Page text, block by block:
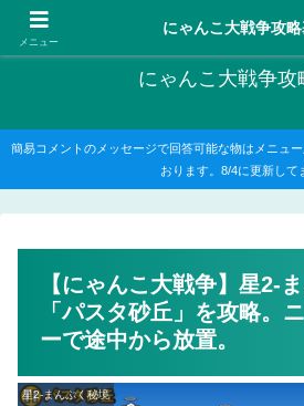
にゃんこ大戦争の攻略がメインですが、他のゲ
にゃんこ大戦争攻
簡易コメントのメッセージで回答可能な物はメニュ
おります。8/4に更新して
【にゃんこ大戦争】星2-
「パスタ砂丘」を攻略。
ーで途中から放置。
星2-まんぷく秘境
メニュー
にゃんこ大戦争攻